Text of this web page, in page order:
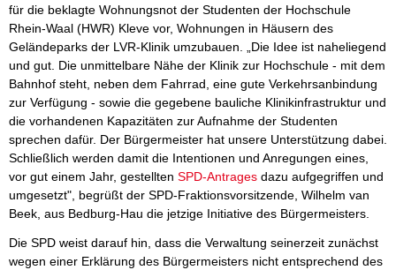
für die beklagte Wohnungsnot der Studenten der Hochschule
Rhein-Waal (HWR) Kleve vor, Wohnungen in Häusern des
Geländeparks der LVR-Klinik umzubauen. „Die Idee ist naheliegend
und gut. Die unmittelbare Nähe der Klinik zur Hochschule - mit dem
Bahnhof steht, neben dem Fahrrad, eine gute Verkehrsanbindung
zur Verfügung - sowie die gegebene bauliche Klinikinfrastruktur und
die vorhandenen Kapazitäten zur Aufnahme der Studenten
sprechen dafür. Der Bürgermeister hat unsere Unterstützung dabei.
Schließlich werden damit die Intentionen und Anregungen eines,
vor gut einem Jahr, gestellten SPD-Antrages dazu aufgegriffen und
umgesetzt", begrüßt der SPD-Fraktionsvorsitzende, Wilhelm van
Beek, aus Bedburg-Hau die jetzige Initiative des Bürgermeisters.
Die SPD weist darauf hin, dass die Verwaltung seinerzeit zunächst
wegen einer Erklärung des Bürgermeisters nicht entsprechend des